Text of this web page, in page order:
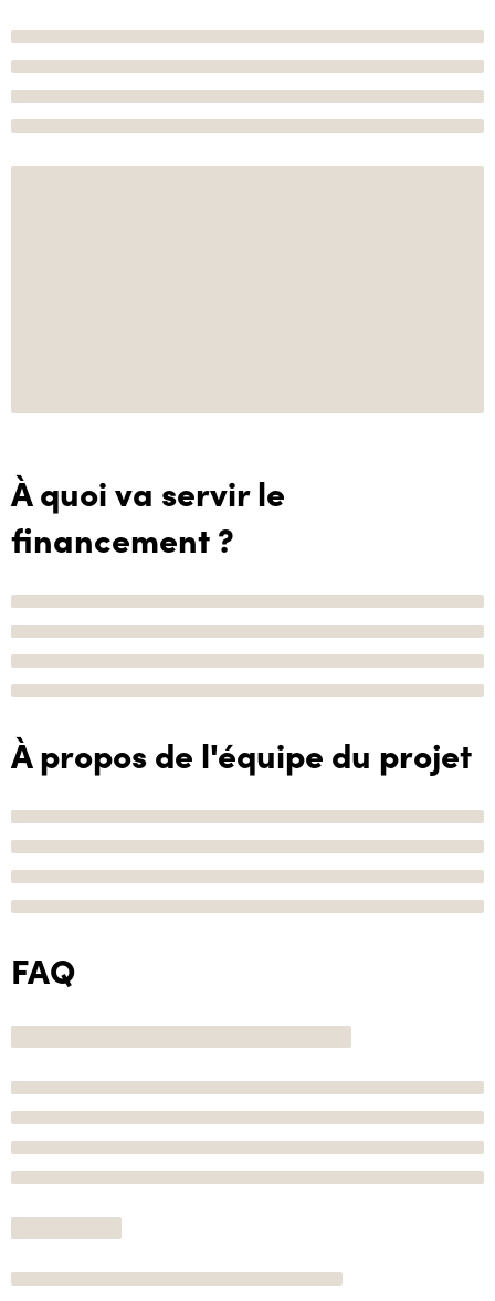
À quoi va servir le
financement ?
À propos de l'équipe du projet
FAQ